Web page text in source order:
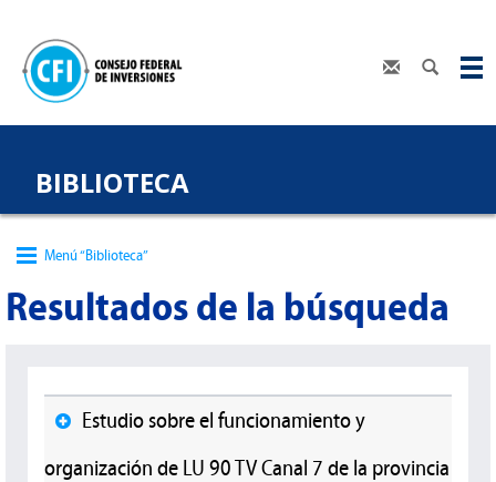
BIBLIOTECA
Menú “Biblioteca”
Resultados de la búsqueda
Estudio sobre el funcionamiento y
organización de LU 90 TV Canal 7 de la provincia